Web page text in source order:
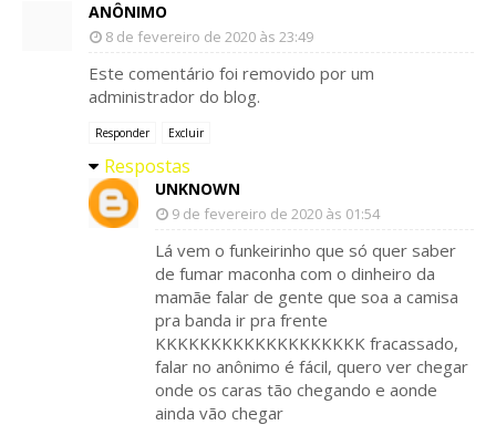
ANÔNIMO
8 de fevereiro de 2020 às 23:49
Este comentário foi removido por um
administrador do blog.
Responder Excluir
Respostas
UNKNOWN
9 de fevereiro de 2020 às 01:54
Lá vem o funkeirinho que só quer saber
de fumar maconha com o dinheiro da
mamãe falar de gente que soa a camisa
pra banda ir pra frente
KKKKKKKKKKKKKKKKKKK fracassado,
falar no anônimo é fácil, quero ver chegar
onde os caras tão chegando e aonde
ainda vão chegar